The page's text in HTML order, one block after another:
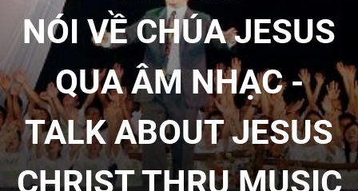
QUA
ÂM
NÓI VỀ CHÚA JESUS
QUA ÂM NHẠC -
TALK ABOUT JESUS
CHRIST THRU MUSIC